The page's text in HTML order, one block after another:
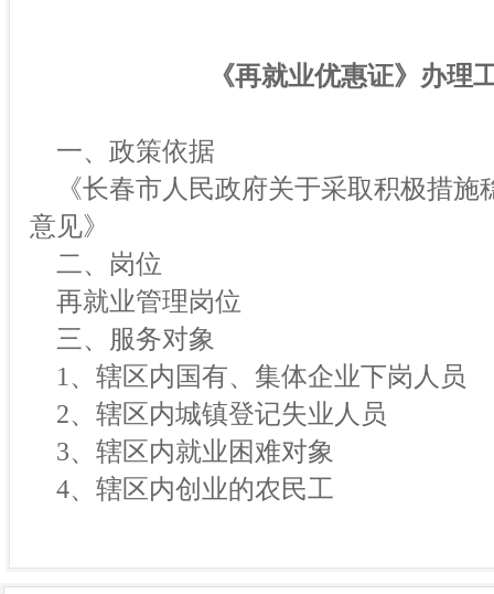
《再就业优惠证》办理工
一、政策依据
《长春市人民政府关于采取积极措施
意见》
二、岗位
再就业管理岗位
三、服务对象
1、辖区内国有、集体企业下岗人员
2、辖区内城镇登记失业人员
3、辖区内就业困难对象
4、辖区内创业的农民工